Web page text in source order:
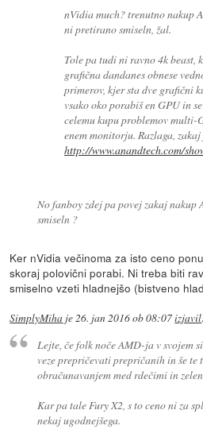
nVidia much? trenutno nakup
ni pretirano smiseln, žal.
Tole pa tudi ni ravno 4k beast,
grafična dandanes obnese
primerov, kjer sta dve grafični
vsako oko porabiš en GPU in
celemu kupu problemov multi-
enem monitorju. Razlaga,
http://www.anandtech.com/
No fanboy zdej pa povej zakaj
smiseln ?
Ker nVidia večinoma za isto ceno
skoraj polovični porabi. Ni treba biti
smiselno vzeti hladnejšo (bistveno
SimplyMiha je26. jan 2016 ob 08:07izjavil
Lejte, če folk noče AMD-ja v svojem
veze prepričevati prepričanih in še te
obračunavanjem med rdečimi in
Kar pa tale Fury X2, s to ceno ni za
nekaj ugodnejšega.